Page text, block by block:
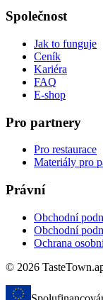
Společnost
Jak to funguje
Ceník
Kariéra
FAQ
E-shop
Pro partnery
Pro restaurace
Materiály pro
Právní
Obchodní
Obchodní
Ochrana
© 2026